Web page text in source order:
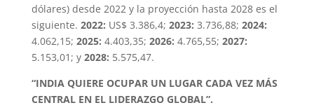
dólares) desde 2022 y la proyección hasta 2028 es el
siguiente. 2022: US$ 3.386,4; 2023: 3.736,88; 2024:
4.062,15; 2025: 4.403,35; 2026: 4.765,55; 2027:
5.153,01; y 2028: 5.575,47.
“INDIA QUIERE OCUPAR UN LUGAR CADA VEZ MÁS
CENTRAL EN EL LIDERAZGO GLOBAL”.